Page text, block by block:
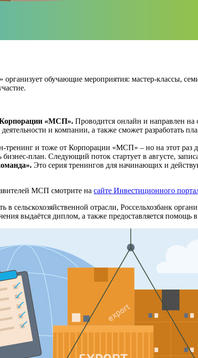
обучающие мероприятия: мастер-классы,
Корпорации «МСП». Проводится онлайн и направлен
и компании, а также сможет разработать
тренинг и тоже от Корпорации «МСП» – но на этот раз
бизнес-план. Следующий поток стартует в августе,
Это серия тренингов для начинающих и
МСП смотрите на сайте Инвестиционного
в сельскохозяйственной отрасли, Россельхозбанк
выдаётся диплом, а также предоставляется помощь